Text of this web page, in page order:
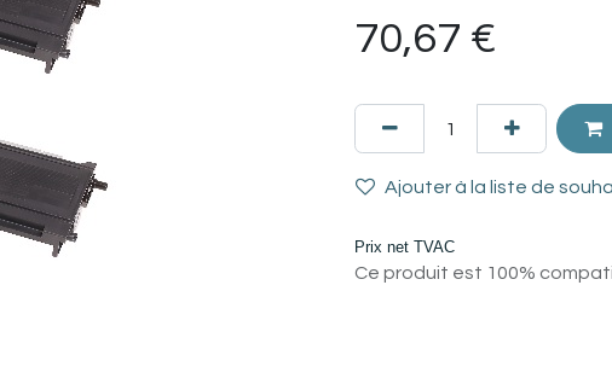
70,67 €
Ajouter à la liste de
Prix net TVAC
Ce produit est 100%